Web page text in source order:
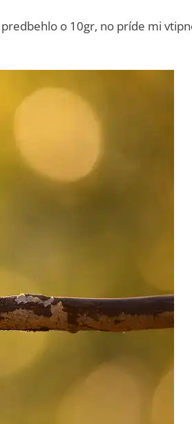
o 10gr, no príde mi